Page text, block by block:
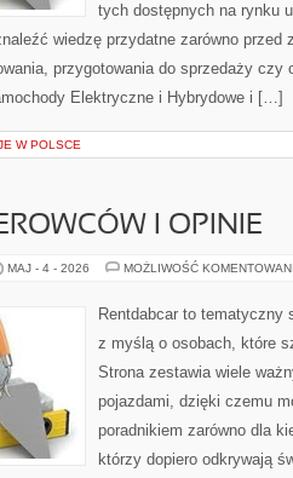
tych dostępnych na rynku
wiedzę przydatne zarówno przed
przygotowania do sprzedaży czy
Elektryczne i Hybrydowe i […]
W POLSCE
I OPINIE
MAJ - 4 - 2026 MOŻLIWOŚĆ
Rentdabcar to tematyczny
z myślą o osobach, które
Strona zestawia wiele
pojazdami, dzięki czemu
poradnikiem zarówno dla
którzy dopiero odkrywają